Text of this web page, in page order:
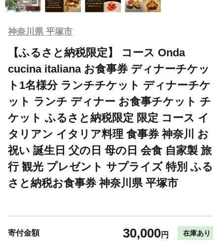
神奈川県 平塚市
【ふるさと納税限定】 コース Onda
cucina italiana お食事券 ディナーチケッ
ト1名様分 ランチチケット ディナーチケ
ット ランチ ディナー お食事チケット チ
ケット ふるさと納税限定 限定 コース イ
タリアン イタリア料理 食事券 神奈川 お
祝い 誕生日 父の日 母の日 会食 自家製 旅
行 観光 プレゼント サプライズ 特別 ふる
さと納税お食事券 神奈川県 平塚市
寄付金額 30,000円 在庫あり